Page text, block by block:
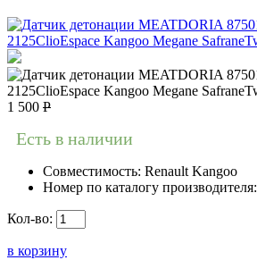
1 500 Р
Есть в наличии
Совместимость: Renault Kangoo
Номер по каталогу производителя:
Кол-во:
в корзину